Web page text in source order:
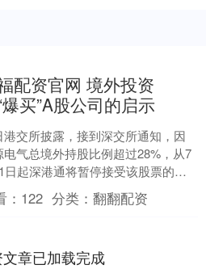
配资官网 境外投资
爆买”A股公司的启示
港交所披露，接到深交所通知，因
电气总境外持股比例超过28%，从7
日起深港通将暂停接受该股票的买
思源电气也成为2025年被境外投资
“限购”....
： 122 分类：翻翻配资
章已加载完成